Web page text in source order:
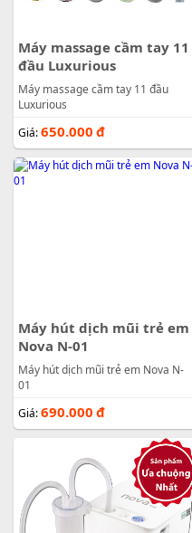
Máy massage cầm tay 11
đầu Luxurious
Máy massage cầm tay 11 đầu
Luxurious
Giá:650.000 đ
Máy hút dịch mũi trẻ em
Nova N-01
Máy hút dịch mũi trẻ em Nova N-
01
Giá:690.000 đ